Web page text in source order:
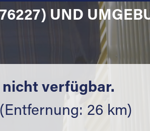
UND
verfügbar.
26 km)